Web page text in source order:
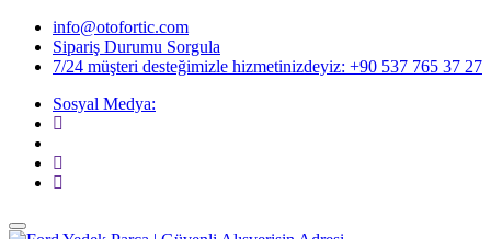
info@otofortic.com
Sipariş Durumu Sorgula
7/24 müşteri desteğimizle hizmetinizdeyiz: +90 537 765 37 27
Sosyal Medya: